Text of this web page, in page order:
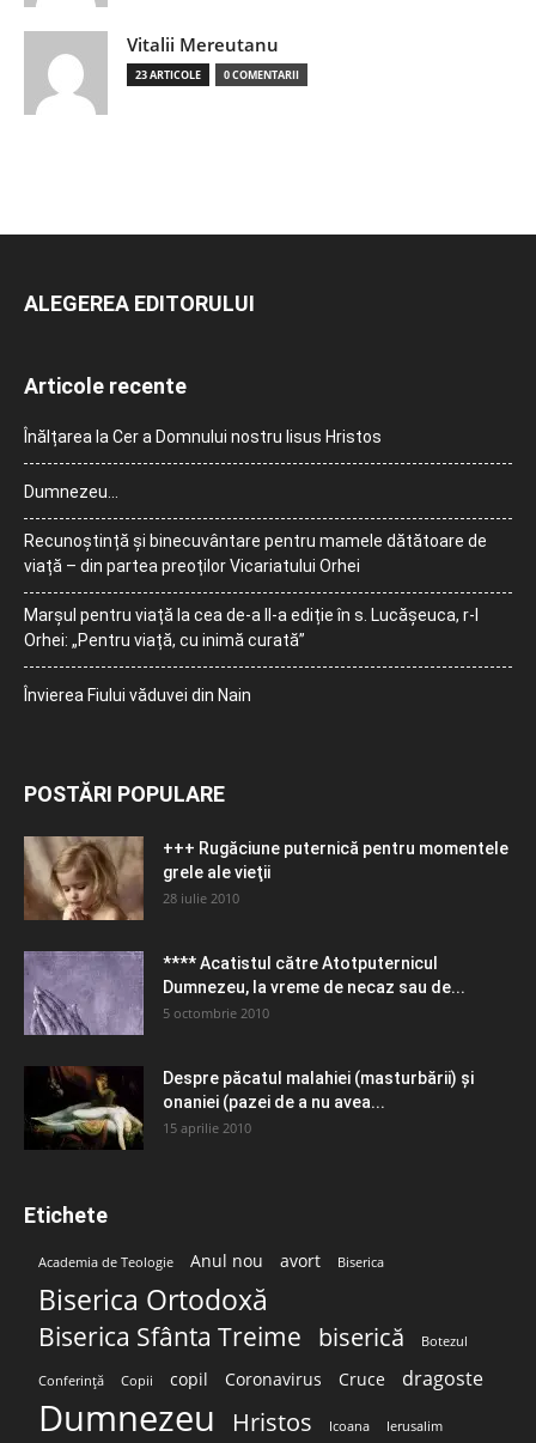
Vitalii Mereutanu
23 ARTICOLE 0 COMENTARII
ALEGEREA EDITORULUI
Articole recente
Înălțarea la Cer a Domnului nostru Iisus Hristos
Dumnezeu…
Recunoștință și binecuvântare pentru mamele dătătoare de
viață – din partea preoților Vicariatului Orhei
Marșul pentru viață la cea de-a II-a ediție în s. Lucășeuca, r-l
Orhei: „Pentru viață, cu inimă curată”
Învierea Fiului văduvei din Nain
POSTĂRI POPULARE
+++ Rugăciune puternică pentru momentele
grele ale vieţii
28 iulie 2010
**** Acatistul către Atotputernicul
Dumnezeu, la vreme de necaz sau de...
5 octombrie 2010
Despre păcatul malahiei (masturbării) şi
onaniei (pazei de a nu avea...
15 aprilie 2010
Etichete
Academia de Teologie Anul nou avort Biserica
Biserica Ortodoxă
Biserica Sfânta Treime biserică Botezul
Conferință Copii copil Coronavirus Cruce dragoste
Dumnezeu Hristos Icoana Ierusalim